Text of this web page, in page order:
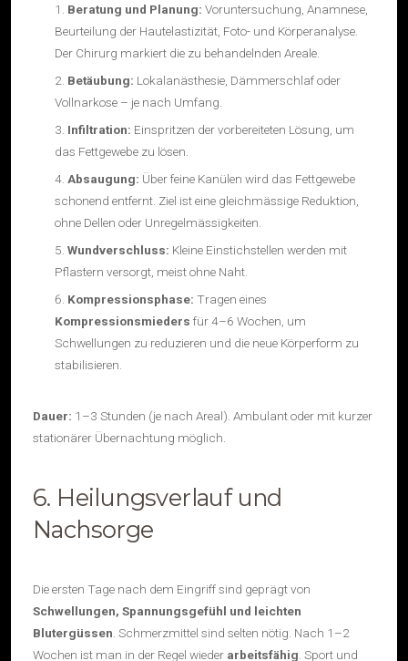
Beratung und Planung: Voruntersuchung, Anamnese,
Beurteilung der Hautelastizität, Foto- und Körperanalyse.
Der Chirurg markiert die zu behandelnden Areale.
Betäubung: Lokalanästhesie, Dämmerschlaf oder
Vollnarkose – je nach Umfang.
Infiltration: Einspritzen der vorbereiteten Lösung, um
das Fettgewebe zu lösen.
Absaugung: Über feine Kanülen wird das Fettgewebe
schonend entfernt. Ziel ist eine gleichmässige Reduktion,
ohne Dellen oder Unregelmässigkeiten.
Wundverschluss: Kleine Einstichstellen werden mit
Pflastern versorgt, meist ohne Naht.
Kompressionsphase: Tragen eines
Kompressionsmieders für 4–6 Wochen, um
Schwellungen zu reduzieren und die neue Körperform zu
stabilisieren.
Dauer: 1–3 Stunden (je nach Areal). Ambulant oder mit kurzer
stationärer Übernachtung möglich.
6. Heilungsverlauf und
Nachsorge
Die ersten Tage nach dem Eingriff sind geprägt von
Schwellungen, Spannungsgefühl und leichten
Blutergüssen . Schmerzmittel sind selten nötig. Nach 1–2
Wochen ist man in der Regel wieder arbeitsfähig . Sport und